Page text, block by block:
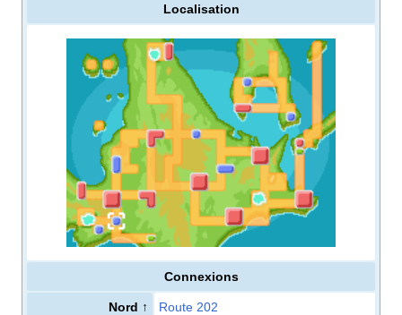
Localisation
Connexions
Nord ↑ Route 202